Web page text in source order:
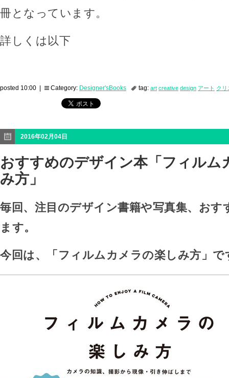
冊となっています。
詳しくは以下
posted 10:00 | Category: Designer'sBooks tag: art creative design アート クリ
2016年02月04日
おすすめのデザイン本「フィルム
み方」
毎回、注目のデザイン書籍や写真集、おす
ます。
今回は、「フィルムカメラの楽しみ方」で